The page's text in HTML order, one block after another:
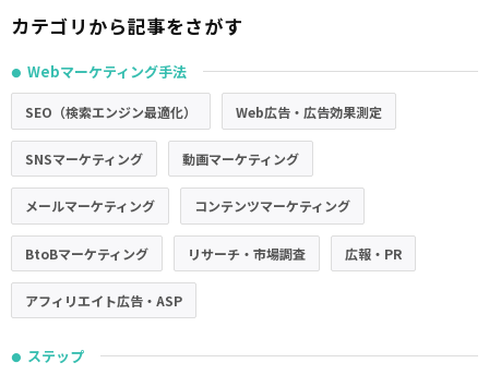
カテゴリから記事をさがす
● Webマーケティング手法
SEO（検索エンジン最適化） Web広告・広告効果測定
SNSマーケティング 動画マーケティング
メールマーケティング コンテンツマーケティング
BtoBマーケティング リサーチ・市場調査 広報・PR
アフィリエイト広告・ASP
● ステップ